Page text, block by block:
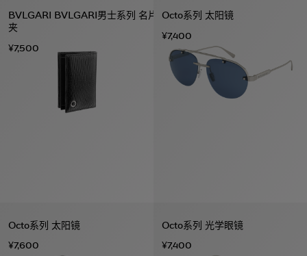
BVLGARI BVLGARI男士系列 名片
夹
¥7,500
Octo系列 太阳镜
¥7,400
Octo系列 太阳镜
¥7,600
Octo系列 光学眼镜
¥7,400